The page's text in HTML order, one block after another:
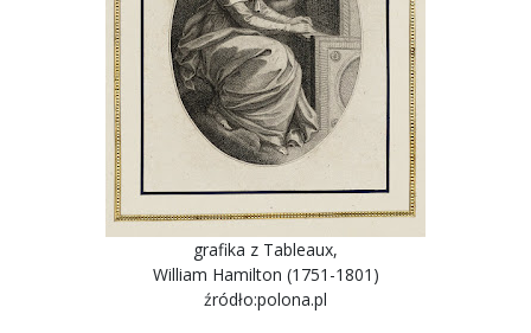
grafika z Tableaux,
William Hamilton (1751-1801)
źródło:polona.pl